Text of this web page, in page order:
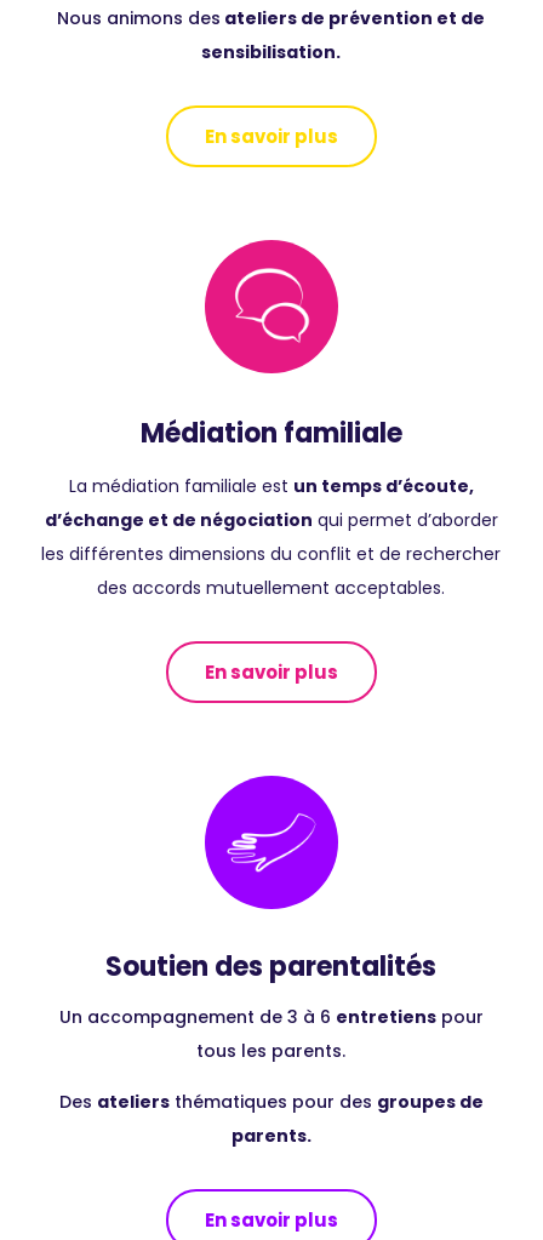
Nous animons des ateliers de prévention et de
sensibilisation.
En savoir plus
Médiation familiale
La médiation familiale est un temps d’écoute,
d’échange et de négociation qui permet d’aborder
les différentes dimensions du conflit et de rechercher
des accords mutuellement acceptables.
En savoir plus
Soutien des parentalités
Un accompagnement de 3 à 6 entretienspour
tous les parents.
Des ateliersthématiques pour des groupes de
parents.
En savoir plus